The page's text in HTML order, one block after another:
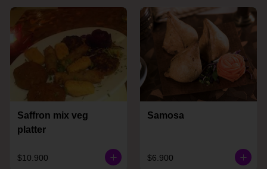
Saffron mix veg
platter
$10.900
Samosa
$6.900